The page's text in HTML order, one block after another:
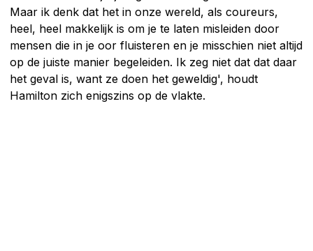
Maar ik denk dat het in onze wereld, als coureurs,
heel, heel makkelijk is om je te laten misleiden door
mensen die in je oor fluisteren en je misschien niet altijd
op de juiste manier begeleiden. Ik zeg niet dat dat daar
het geval is, want ze doen het geweldig', houdt
Hamilton zich enigszins op de vlakte.